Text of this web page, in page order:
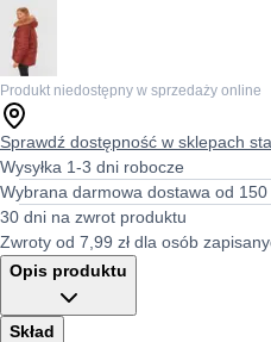
Produkt niedostępny w sprzedaży online
Sprawdź dostępność w sklepach
Wysyłka 1-3 dni robocze
Wybrana darmowa dostawa od 150
30 dni na zwrot produktu
Zwroty od 7,99 zł dla osób
Opis produktu
Skład